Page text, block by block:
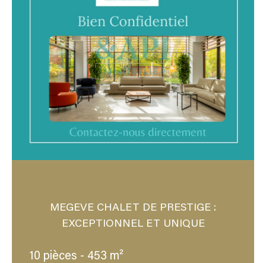
MEGEVE CHALET DE PRESTIGE :
EXCEPTIONNEL ET UNIQUE
10 pièces - 453 m²